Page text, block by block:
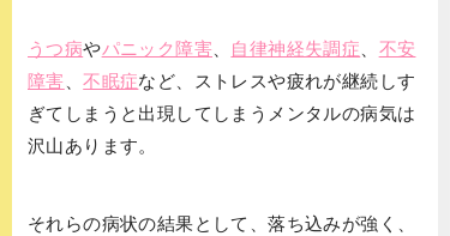
うつ病やパニック障害 自律神経失調症
不安
障害 、不眠症など、ストレスや疲れが継続しす
ぎてしまうと出現してしまうメンタルの病気は
沢山あります。
それらの病状の結果として、落ち込みが強く、